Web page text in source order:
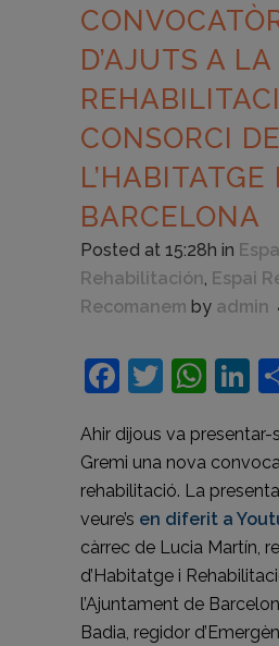
D’AJUTS A LA
CONSORCI DE
L’HABITATGE
BARCELONA
Posted at 15:28h in
Rehabilitación, Espai
Recomanem by admin
Facebook
Ahir dijous va presentar-
Gremi una nova
rehabilitació. La
veure’s en diferit a
càrrec de Lucia Martín,
d’Habitatge i
l’Ajuntament de
Badia, regidor